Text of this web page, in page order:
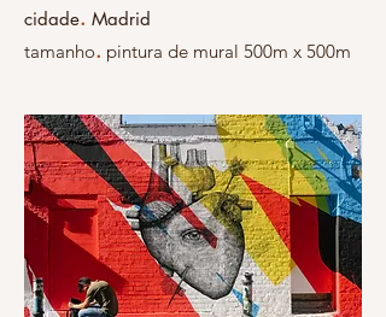
cidade. Madrid
tamanho. pintura de mural 500m x 500m